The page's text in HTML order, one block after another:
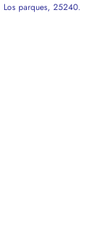
parques, 25240.